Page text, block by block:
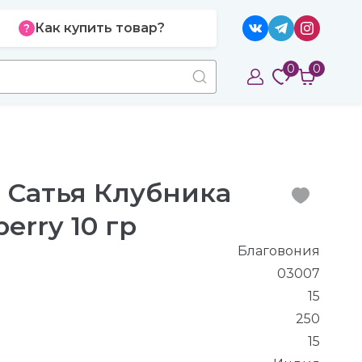
Как купить товар?
0 0
Клубника
10 гр
Благовония
03007
15
250
15